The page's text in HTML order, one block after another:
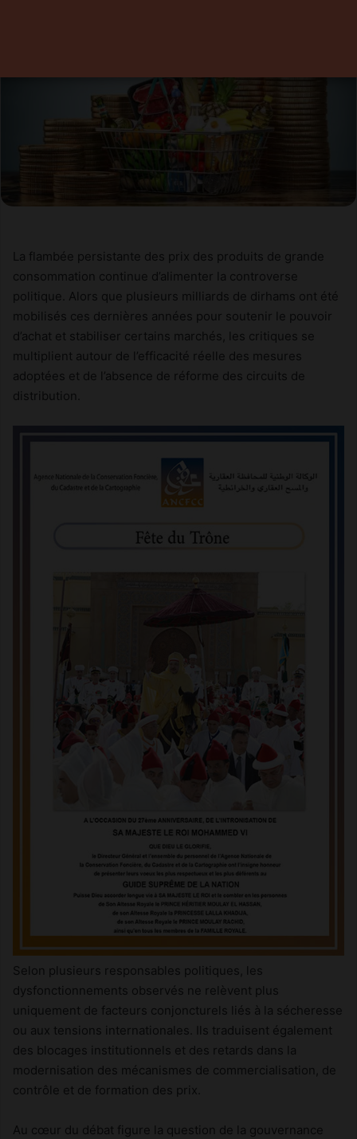
La flambée persistante des prix des produits de grande
consommation continue d’alimenter la controverse
politique. Alors que plusieurs milliards de dirhams ont été
mobilisés ces dernières années pour soutenir le pouvoir
d’achat et stabiliser certains marchés, les critiques se
multiplient autour de l’efficacité réelle des mesures
adoptées et de l’absence de réforme des circuits de
distribution.
Selon plusieurs responsables politiques, les
dysfonctionnements observés ne relèvent plus
uniquement de facteurs conjoncturels liés à la sécheresse
ou aux tensions internationales. Ils traduisent également
des blocages institutionnels et des retards dans la
modernisation des mécanismes de commercialisation, de
contrôle et de formation des prix.
Au cœur du débat figure la question de la gouvernance